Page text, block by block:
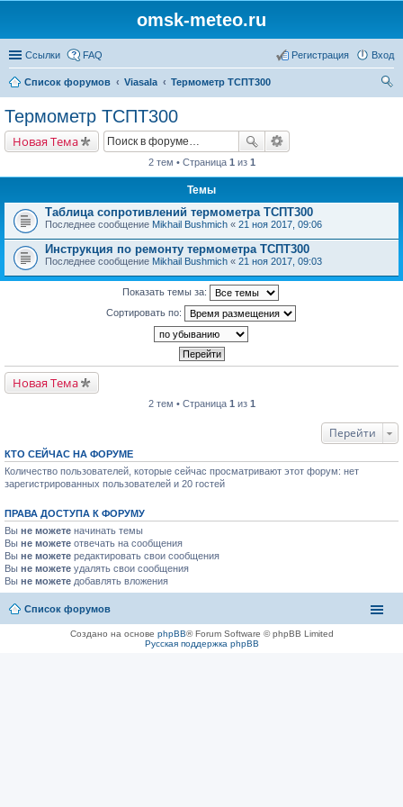
omsk-meteo.ru
Ссылки FAQ Вход
Регистрация
Список форумов Viasala
Термометр ТСПТ300
Термометр ТСПТ300
Новая Тема
2 тем • Страница 1 из 1
Темы
Таблица сопротивлений термометра ТСПТ300
Последнее сообщение Mikhail Bushmich « 21 ноя 2017, 09:06
Инструкция по ремонту термометра ТСПТ300
Последнее сообщение Mikhail Bushmich « 21 ноя 2017, 09:03
Показать темы за:
Сортировать по:
Новая Тема
2 тем • Страница 1 из 1
Перейти
КТО СЕЙЧАС НА ФОРУМЕ
Количество пользователей, которые сейчас просматривают этот форум: нет
зарегистрированных пользователей и 20 гостей
ПРАВА ДОСТУПА К ФОРУМУ
Вы не можете начинать темы
Вы не можете отвечать на сообщения
Вы не можете редактировать свои сообщения
Вы не можете удалять свои сообщения
Вы не можете добавлять вложения
Список форумов
Создано на основе phpBB® Forum Software © phpBB Limited
Русская поддержка phpBB